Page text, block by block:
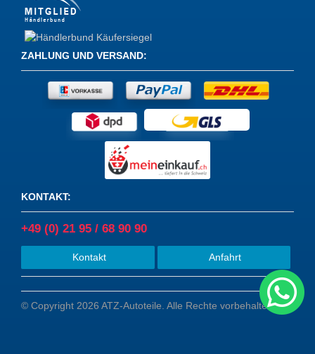
ZAHLUNG UND VERSAND:
KONTAKT:
+49 (0) 21 95 / 68 90 90
Kontakt Anfahrt
© Copyright 2026 ATZ-Autoteile. Alle Rechte vorbehalten.